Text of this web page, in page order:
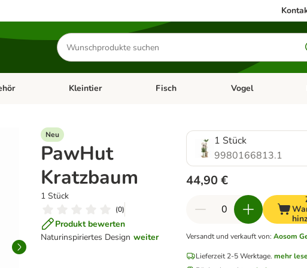
Produkte
suchen
Katzenfutter & ZubehörKategorie-Menü öffnen: Hundefutter & Zubehör
Kleintier Kategorie-Menü öffnen: Kleintier
Fisch Kategorie-Menü
Vogel
Neu
PawHut
Kratzbaum
1 Stück
(0)
Produkt bewerten
Naturinspiriertes Design weiter
1 Stück
9980166813.1
44,90 €
Versandt und verkauft von: Aosom
Lieferzeit 2-5 Werktage. mehr